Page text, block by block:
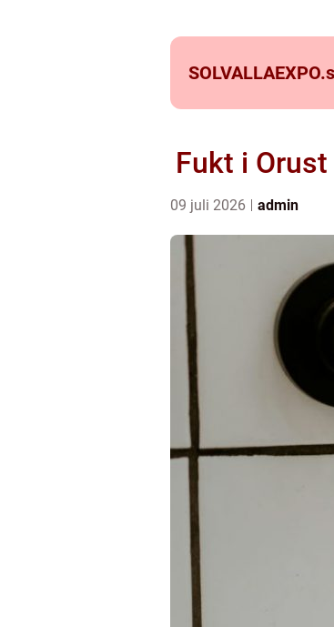
SOLVALLAEXPO.
Fukt i
09 juli 2026 admin